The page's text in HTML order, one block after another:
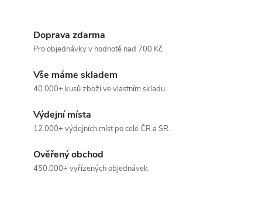
Doprava zdarma
Pro objednávky v hodnotě nad 700 Kč.
Vše máme skladem
40.000+ kusů zboží ve vlastním skladu.
Výdejní místa
12.000+ výdejních míst po celé ČR a SR.
Ověřený obchod
450.000+ vyřízených objednávek.